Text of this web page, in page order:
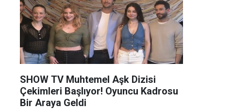
SHOW TV Muhtemel Aşk Dizisi
Çekimleri Başlıyor! Oyuncu Kadrosu
Bir Araya Geldi